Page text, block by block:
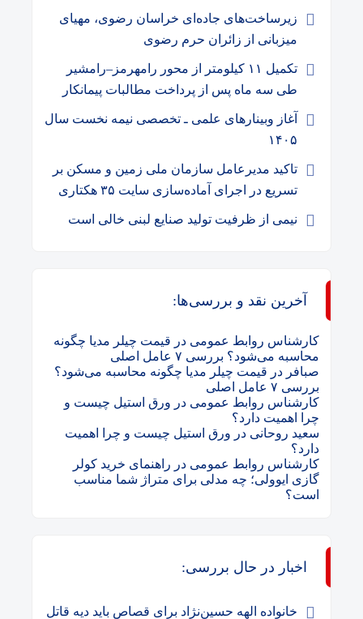
زیرساخت‌های جاده‌ای خراسان رضوی، مهیای
میزبانی از زائران حرم رضوی
تکمیل ۱۱ کیلومتر از محور رامهرمز–رامشیر
طی سه ماه پس از پرداخت مطالبات پیمانکار
آغاز وبینارهای علمی ـ تخصصی نیمه نخست سال
۱۴۰۵
تاکید مدیرعامل سازمان ملی زمین و مسکن بر
تسریع در اجرای آماده‌سازی سایت ۳۵ هکتاری
نیمی از ظرفیت تولید صنایع لبنی خالی است
آخرین نقد و بررسی‌ها:
کارشناس روابط عمومی در قیمت چیلر مدیا چگونه
محاسبه می‌شود؟ بررسی ۷ عامل اصلی
صبافر در قیمت چیلر مدیا چگونه محاسبه می‌شود؟
بررسی ۷ عامل اصلی
کارشناس روابط عمومی در ورق استیل چیست و
چرا اهمیت دارد؟
سعید روحانی در ورق استیل چیست و چرا اهمیت
دارد؟
کارشناس روابط عمومی در راهنمای خرید کولر
گازی ایوولی؛ چه مدلی برای متراژ شما مناسب
است؟
اخبار در حال بررسی:
خانواده الهه حسین‌نژاد برای قصاص باید دیه قاتل